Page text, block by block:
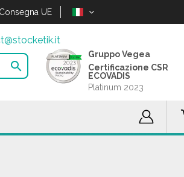
Consegna UE

Gruppo Vegea
Certificazione CSR
ECOVADIS
Platinum 2023